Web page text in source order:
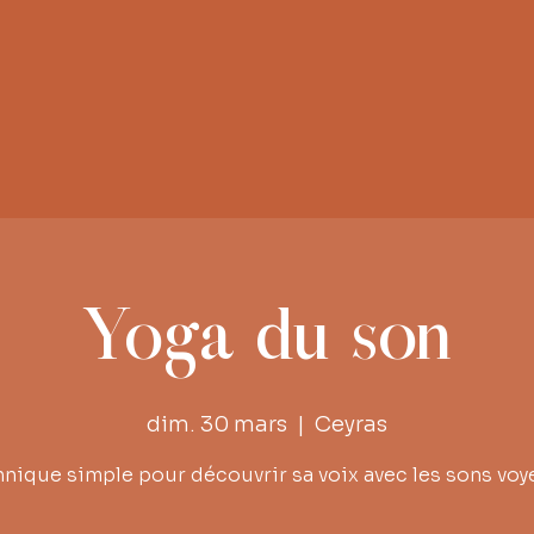
Yoga du son
dim. 30 mars
  |
Ceyras
simple pour découvrir sa voix avec les sons